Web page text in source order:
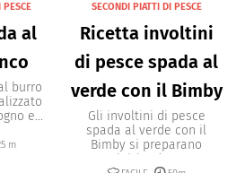
al
burro
e...
m
SECONDI PIATTI DI PESCE
Ricetta involtini
di pesce spada al
verde con il Bimby
Gli involtini di pesce
spada al verde con il
Bimby si preparano
iniziando...